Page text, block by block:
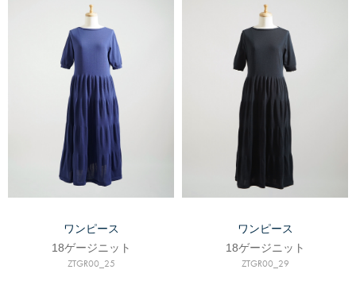
ワンピース
18ゲージニット
ZTGR00_25
ワンピース
18ゲージニット
ZTGR00_29